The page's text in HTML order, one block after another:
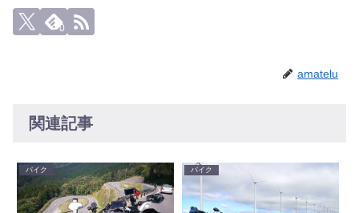
0
amatelu
関連記事
バイク バイク